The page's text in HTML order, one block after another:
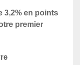
3,2% en points
premier